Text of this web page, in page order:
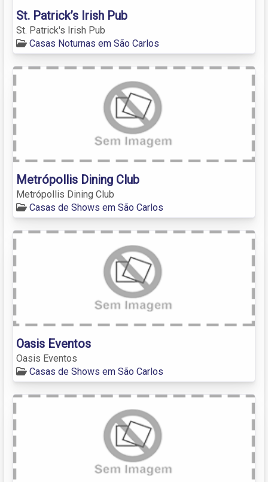
St. Patrick’s Irish Pub
St. Patrick's Irish Pub
Casas Noturnas em São Carlos
Metrópollis Dining Club
Metrópollis Dining Club
Casas de Shows em São Carlos
Oasis Eventos
Oasis Eventos
Casas de Shows em São Carlos